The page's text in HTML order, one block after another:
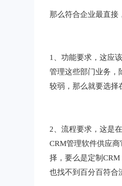
那么符合企业最直接
1、功能要求，这应
管理这些部门业务，
较弱，那么就要选择
2、流程要求，这是
CRM管理软件供应
择，要么是定制
也找不到百分百符合